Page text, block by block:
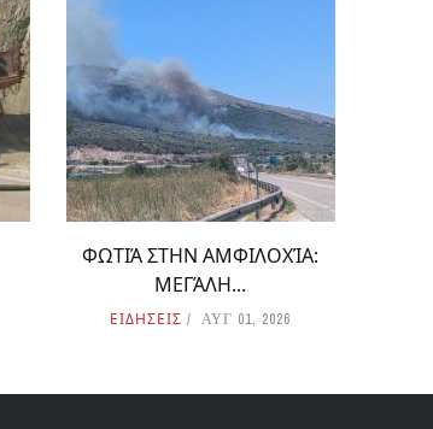
ΦΩΤΙΆ ΣΤΗΝ ΑΜΦΙΛΟΧΊΑ:
ΜΕΓΆΛΗ...
ΕΙΔΗΣΕΙΣ ΑΥΓ 01, 2026